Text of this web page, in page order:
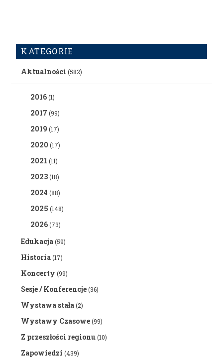
KATEGORIE
Aktualności (582)
2016(1)
2017 (99)
2019 (17)
2020 (17)
2021 (11)
2023(18)
2024 (88)
2025 (148)
2026(73)
Edukacja(59)
Historia(17)
Koncerty (99)
Sesje / Konferencje(36)
Wystawa stała(2)
Wystawy Czasowe(99)
Z przeszłości regionu(10)
Zapowiedzi (439)